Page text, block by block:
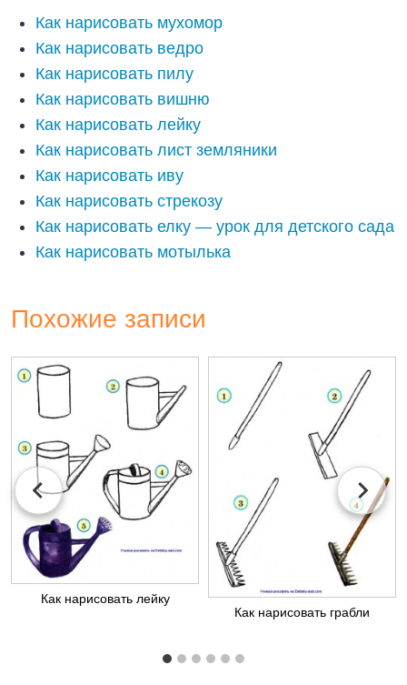
Как нарисовать мухомор
Как нарисовать ведро
Как нарисовать пилу
Как нарисовать вишню
Как нарисовать лейку
Как нарисовать лист земляники
Как нарисовать иву
Как нарисовать стрекозу
Как нарисовать елку — урок для детского сада
Как нарисовать мотылька
Похожие записи
Как нарисовать лейку
Как нарисовать грабли